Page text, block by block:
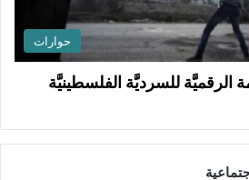
حوارات
الرقميَّة للسرديَّة الفلسطينيَّة